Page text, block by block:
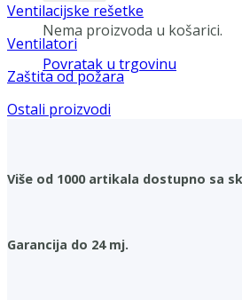
Nema proizvoda u košarici.
Povratak u trgovinu
Ventilacijske rešetke
Ventilatori
Zaštita od požara
Ostali proizvodi
Više od 1000 artikala dostupno sa
Garancija do 24 mj.